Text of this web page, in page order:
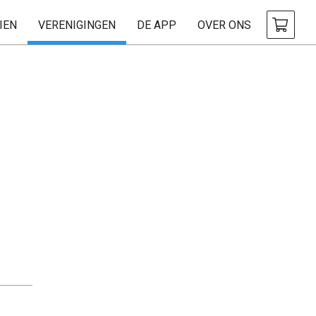
VERENIGINGEN DE APP OVER ONS